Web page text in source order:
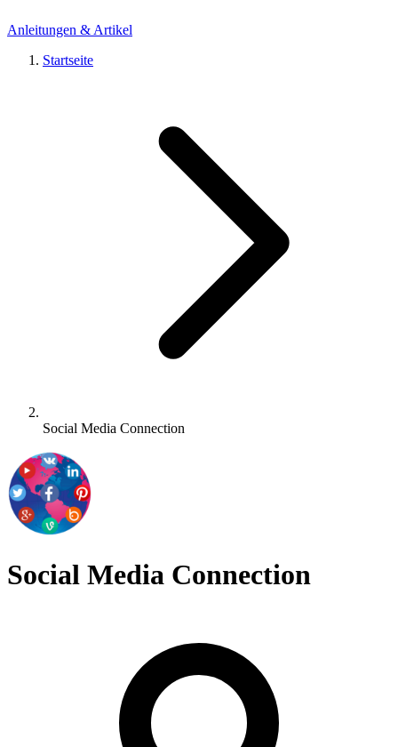
Anleitungen & Artikel
Startseite
Social Media Connection
Social Media Connection